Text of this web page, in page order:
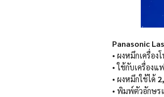
Panasonic
• ผงหมึกเครื่อง
• ใช้กับเครื่องแ
• ผงหมึกใช้ได้
• พิมพ์ตัวอักษ